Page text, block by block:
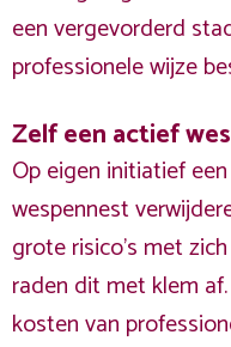
een vergevorderd
professionele wijze
Zelf een actief
Op eigen initiatief
wespennest
grote risico’s met
raden dit met klem
kosten van